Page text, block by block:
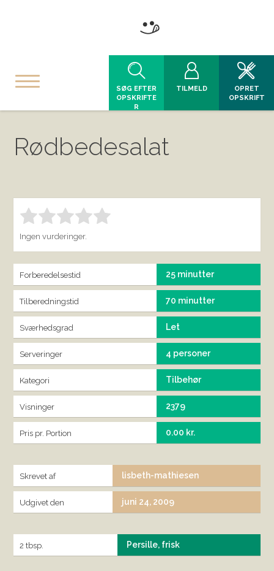
SØG EFTER
OPSKRIFTE
R
TILMELD
OPRET
OPSKRIFT
Rødbedesalat
Bedøm denne vare: 1.00
Ingen vurderinger.
Forberedelsestid 25 minutter
Tilberedningstid 70 minutter
Sværhedsgrad Let
Serveringer 4 personer
Kategori Tilbehør
Visninger 2379
Pris pr. Portion 0.00 kr.
Skrevet af lisbeth-mathiesen
Udgivet den juni 24, 2009
2 tbsp. Persille, frisk